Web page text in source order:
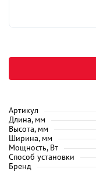
Артикул
Длина, мм
Высота, мм
Ширина, мм
Мощность, Вт
Способ установки
Бренд